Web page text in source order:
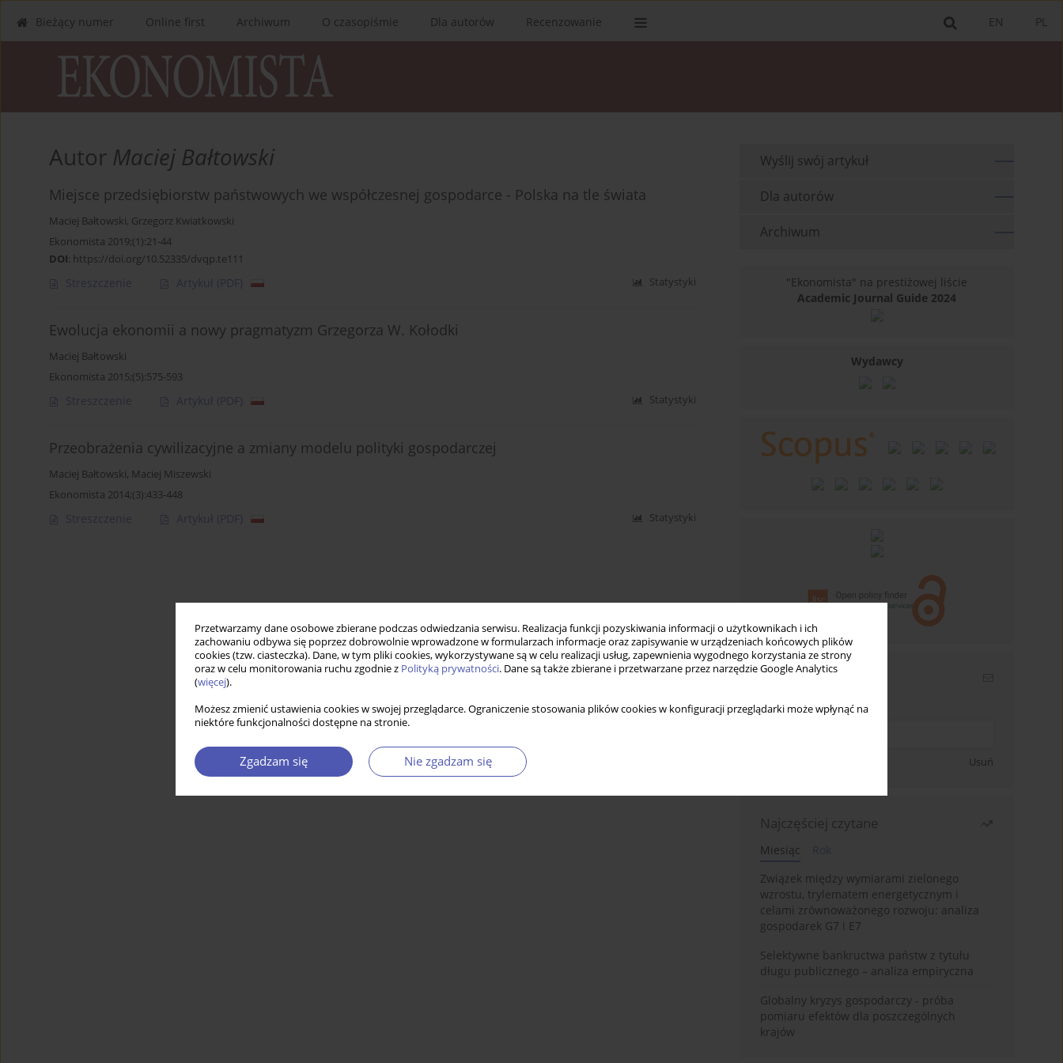
Przetwarzamy dane osobowe zbierane podczas odwiedzania serwisu. Realizacja funkcji pozyskiwania informacji o użytkownikach i ich
zachowaniu odbywa się poprzez dobrowolnie wprowadzone w formularzach informacje oraz zapisywanie w urządzeniach końcowych plików
cookies (tzw. ciasteczka). Dane, w tym pliki cookies, wykorzystywane są w celu realizacji usług, zapewnienia wygodnego korzystania ze strony
oraz w celu monitorowania ruchu zgodnie z Polityką prywatności. Dane są także zbierane i przetwarzane przez narzędzie Google Analytics
(więcej).
Możesz zmienić ustawienia cookies w swojej przeglądarce. Ograniczenie stosowania plików cookies w konfiguracji przeglądarki może wpłynąć na
niektóre funkcjonalności dostępne na stronie.
Zgadzam się Nie zgadzam się
PL
EN
Bieżący numer Online first Archiwum O czasopiśmie Dla autorów Recenzowanie
Autor Maciej Bałtowski
Miejsce przedsiębiorstw państwowych we współczesnej gospodarce - Polska na tle świata
Maciej Bałtowski, Grzegorz Kwiatkowski
Ekonomista 2019;(1):21-44
DOI: https://doi.org/10.52335/dvqp.te111
Streszczenie Artykuł (PDF) Statystyki
Ewolucja ekonomii a nowy pragmatyzm Grzegorza W. Kołodki
Maciej Bałtowski
Ekonomista 2015;(5):575-593
Streszczenie Artykuł (PDF) Statystyki
Przeobrażenia cywilizacyjne a zmiany modelu polityki gospodarczej
Maciej Bałtowski, Maciej Miszewski
Ekonomista 2014;(3):433-448
Streszczenie Artykuł (PDF) Statystyki
Wyślij swój artykuł
Dla autorów
Archiwum
"Ekonomista" na prestiżowej liście
Academic Journal Guide 2024
Wydawcy
Newsletter
Wpisz swój adres email
Usuń
Najczęściej czytane
Miesiąc
Związek między wymiarami zielonego
wzrostu, trylematem energetycznym i
celami zrównoważonego rozwoju: analiza
gospodarek G7 i E7
Selektywne bankructwa państw z tytułu
długu publicznego – analiza empiryczna
Globalny kryzys gospodarczy - próba
pomiaru efektów dla poszczególnych
krajów